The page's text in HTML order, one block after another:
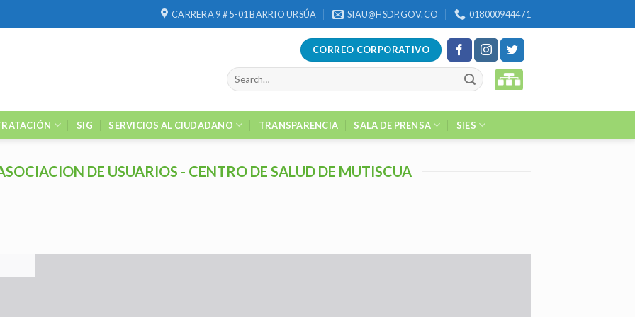
CARRERA 9 # 5-01 BARRIO URSÚA SIAU@HSDP.GOV.CO 018000944471
CORREO CORPORATIVO
SIG SERVICIOS AL CIUDADANO TRANSPARENCIA SALA DE PRENSA SIES
DE USUARIOS - CENTRO DE SALUD DE MUTISCUA